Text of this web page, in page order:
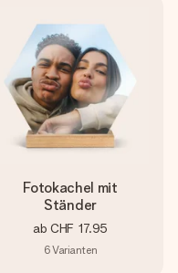
Fotokachel mit
Ständer
ab CHF 17.95
6Varianten